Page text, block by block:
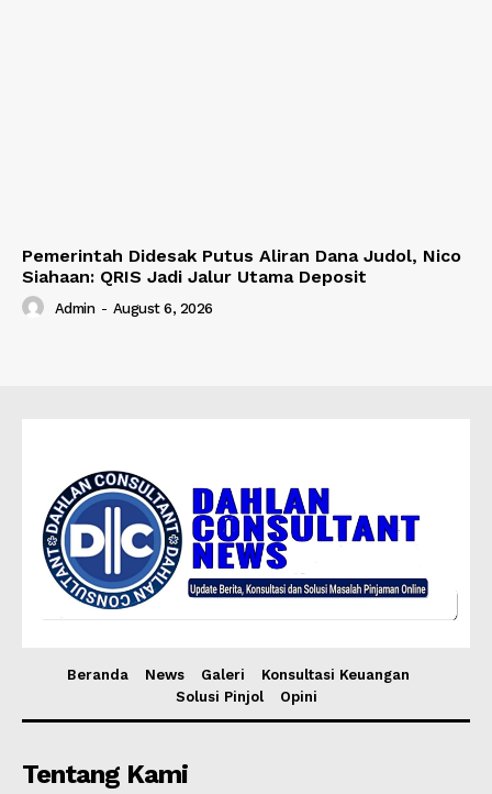
Pemerintah Didesak Putus Aliran Dana Judol, Nico
Siahaan: QRIS Jadi Jalur Utama Deposit
Admin - August 6, 2026
Beranda News Galeri
Konsultasi Keuangan
Solusi Pinjol
Opini
Tentang Kami